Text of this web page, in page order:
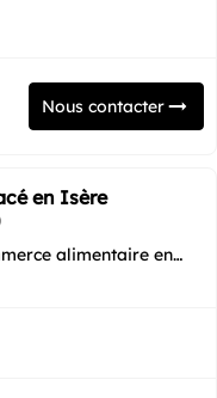
Nous contacter
en Isère
alimentaire en